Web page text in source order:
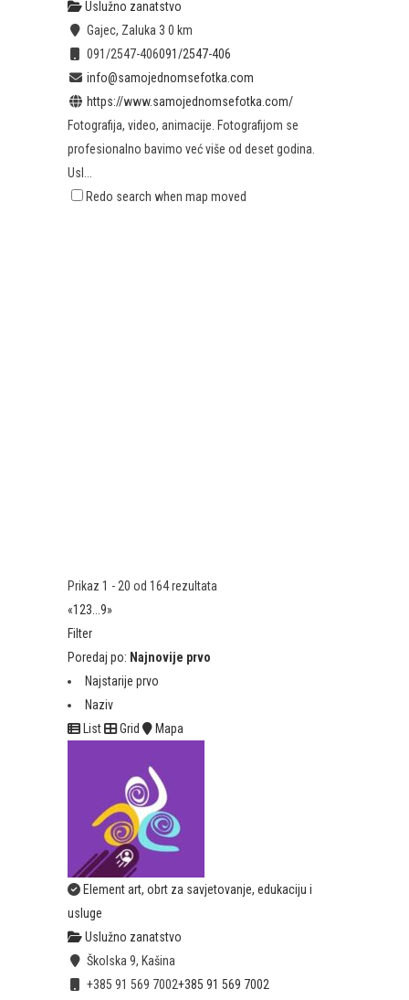
Uslužno zanatstvo
Gajec, Zaluka 3 0 km
091/2547-406091/2547-406
info@samojednomsefotka.com
https://www.samojednomsefotka.com/
Fotografija, video, animacije. Fotografijom se
profesionalno bavimo već više od deset godina.
Usl...
Redo search when map moved
Prikaz 1 - 20 od 164 rezultata
«123...9»
Filter
Poredaj po: Najnovije prvo
Najstarije prvo
Naziv
List
Grid Mapa
Element art, obrt za savjetovanje, edukaciju i
usluge
Uslužno zanatstvo
Školska 9, Kašina
+385 91 569 7002+385 91 569 7002